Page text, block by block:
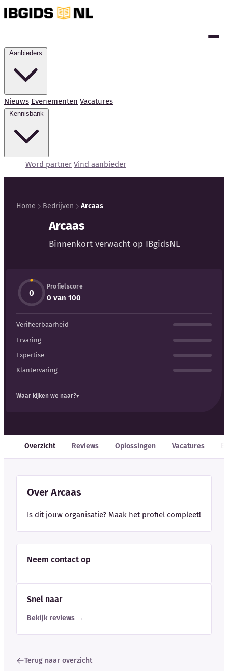
Nieuws Evenementen Vacatures
Word partner Vind aanbieder
Kennisbank
Blog
Bedrijfsupdates
Externe bronnen
Auteurs
Home Bedrijven Arcaas
Arcaas
Binnenkort verwacht op IBgidsNL
0
Profielscore
0 van 100
Verifieerbaarheid
Ervaring
Expertise
Klantervaring
Waar kijken we naar?
Overzicht Reviews Oplossingen Vacatures
Over Arcaas
Is dit jouw organisatie? Maak het profiel compleet!
Neem contact op
Snel naar
Bekijk reviews →
Terug naar overzicht